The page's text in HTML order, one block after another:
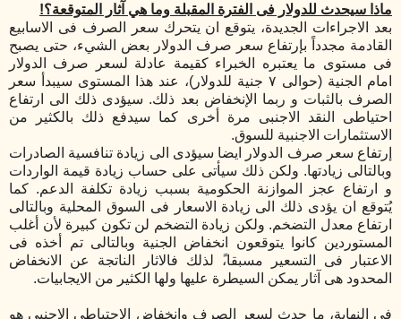
ماذا سيحدث للدولار فى الفترة المقبلة وما هي آثار المتوقعة؟!
بعد الاجراءات الجديدة، يتوقع ان يتحرك سعر الصرف فى الاسابيع
القادمة مجدداً بإرتفاع سعر صرف الدولار بعض الشيء، حتى يصبح
فى مستوى ما يعتبره الخبراء كقيمة عادلة لسعر صرف الدولار
امام الجنية (حوالى ٧ جنية للدولار)، عند هذا المستوى سيبدأ سعر
الصرف بالثبات و ربما الإنخفاض بعد ذلك. سيؤدى ذلك الى ارتفاع
احتياطى النقد الاجنبى مرة أخرى كما سيدفع ذلك بالكثير من
الاستثمارات الاجنبية للسوق.
إرتفاع سعر صرف الدولار ايضا سيؤدى الى زيادة تنافسية الصادرات
وبالتالى زيادتها. ولكن ذلك سيأتى على حساب زيادة قيمة الواردات
و ارتفاع عجز الموازنة الحكومية بسبب زيادة تكلفة الدعم. كما
يُتوقع ان يؤدى ذلك الى زيادة الاسعار فى السوق المحلية وبالتالى
ارتفاع معدل التضخم. ولكن زيادة التضخم لن تكون كبيرة لأن أغلب
المستوردين كانوا يتوقعون انخفاض الجنية وبالتالى تم أخذه فى
الاعتبار فى التسعير مسبقا،ً لذلك فالاثار الناتجة عن الانخفاض
المحدود هى آثار يمكن السيطرة عليها ولها الكثير من الايجابيات.
فى النهاية، ما حدث لسعر الصرف وانخفاض الاحتياطى الاجنبى هو